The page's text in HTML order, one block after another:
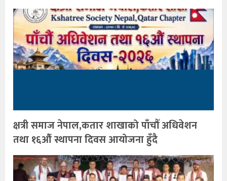
क्षत्री समाज नेपाल,कतार शाखाको पाँचौँ अधिवेशन
तथा १६औँ स्थापना दिवस आयोजना हुँदै